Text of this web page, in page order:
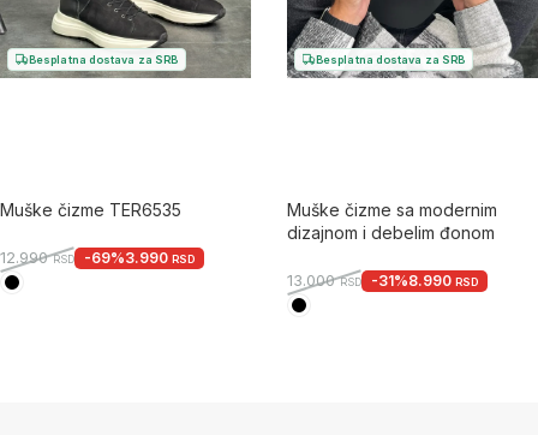
Besplatna dostava za SRB
Muške čizme TER6535
12.990RSD -69%3.990 RSD
Besplatna dostava za SRB
Muške čizme sa modernim
dizajnom i debelim đonom
13.000RSD -31%8.990 RSD